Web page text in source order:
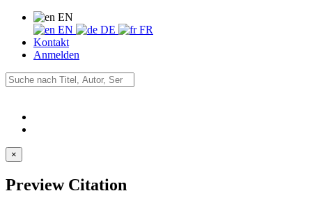
EN
EN
DE
FR
Kontakt
Anmelden
×
Preview Citation